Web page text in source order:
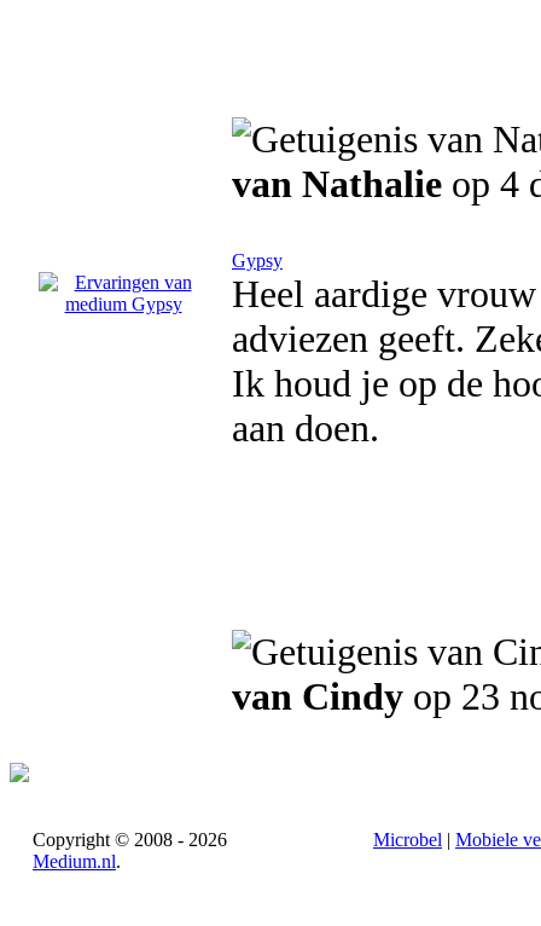
van Nathalie op 4
Gypsy
Heel aardige
adviezen geeft.
Ik houd je op de
aan doen.
van Cindy op 23
Copyright © 2008 - 2026
Medium.nl.
Microbel | Mobiele